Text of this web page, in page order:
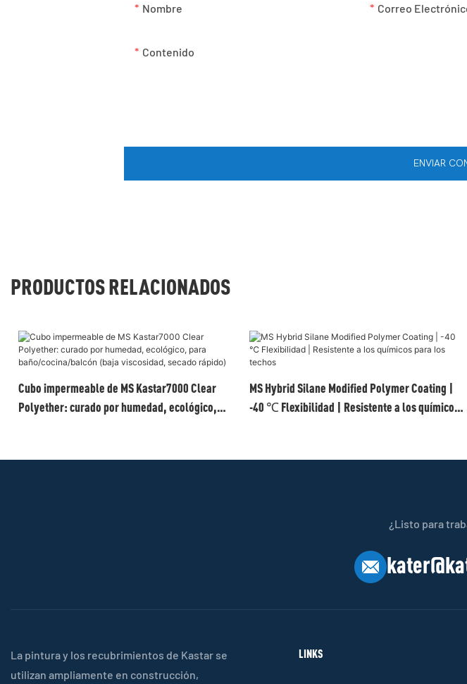
Nombre Correo
Contenido
ENVIAR
PRODUCTOS RELACIONADOS
Cubo impermeable de MS Kastar7000 Clear
Polyether: curado por humedad, ecológico,
MS Hybrid Silane Modified Polymer Coating |
-40 ℃ Flexibilidad | Resistente a los químicos
¿Listo para
La pintura y los recubrimientos de Kastar se
utilizan ampliamente en construcción,
LINKS